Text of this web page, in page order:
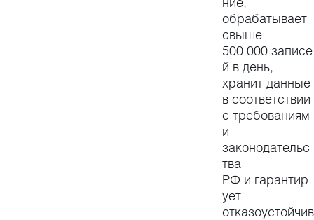
обрабатывает
свыше
500 000 записе
й в день,
хранит данные
в соответствии
с требованиям
и
законодательс
тва
РФ и гарантир
ует
отказоустойчив